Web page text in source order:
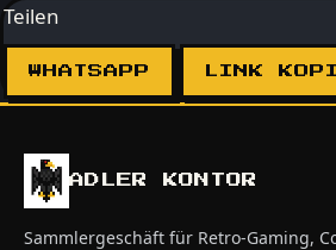
Teilen
WHATSAPP LINK
ADLER KONTOR
Sammlergeschäft für Retro-Gaming,